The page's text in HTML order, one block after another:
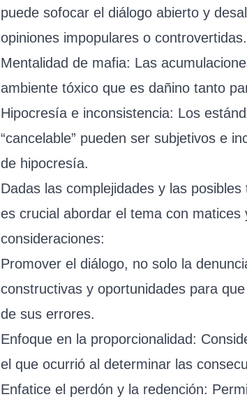
puede sofocar el diálogo abierto y
opiniones impopulares o controvertidas.
Mentalidad de mafia: Las
ambiente tóxico que es dañino tanto
Hipocresía e inconsistencia: Los
“cancelable” pueden ser subjetivos e
de hipocresía.
Dadas las complejidades y las
es crucial abordar el tema con
consideraciones:
Promover el diálogo, no solo la
constructivas y oportunidades para
de sus errores.
Enfoque en la proporcionalidad:
el que ocurrió al determinar las
Enfatice el perdón y la redención: